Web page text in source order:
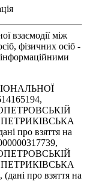
взаємодії між
фізичних осіб -
про взяття на
про взяття на